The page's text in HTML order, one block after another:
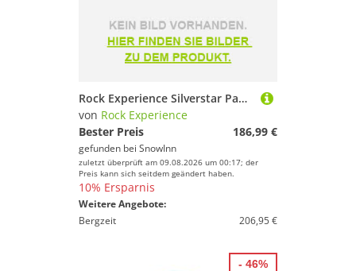
Rock Experience Silverstar Pants Schwarz M Mann
von Rock Experience
Bester Preis
186,99 €
gefunden bei SnowInn
zuletzt überprüft am 09.08.2026 um 00:17; der
Preis kann sich seitdem geändert haben.
10% Ersparnis
Weitere Angebote:
Bergzeit
206,95 €
- 46%